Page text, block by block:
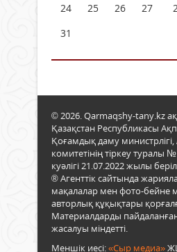
24
25 26 27
31
© 2026. Qarmaqshy-tany.kz
Қазақстан Республикасы
Қоғамдық даму
комитетінің тіркеу туралы
куәлігі 21.07.2022 жылы
® Агенттік сайтында
мақалалар мен фото-бейне
авторлық құқықтары
Материалдарды
жасалуы міндетті.
Меншік иесі:«Сыр медиа»